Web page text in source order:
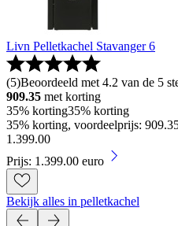
Livn Pelletkachel Stavanger 6
(5)Beoordeeld met 4.2 van de 5
909.35 met korting
35% korting35% korting
35% korting, voordeelprijs:
1.399.00
Prijs: 1.399.00 euro
Bekijk alles in pelletkachel